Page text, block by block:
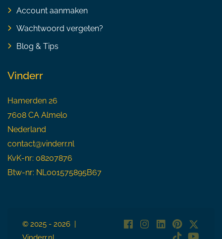
Account aanmaken
Wachtwoord vergeten?
Blog & Tips
Vinderr
Hamerden 26
7608 CA Almelo
Nederland
contact@vinderr.nl
KvK-nr: 08207876
Btw-nr: NL001575895B67
© 2025 - 2026 |